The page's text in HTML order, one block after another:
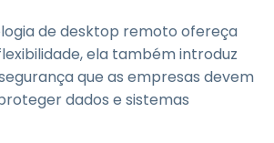
de desktop remoto ofereça
ela também introduz
que as empresas devem
dados e sistemas